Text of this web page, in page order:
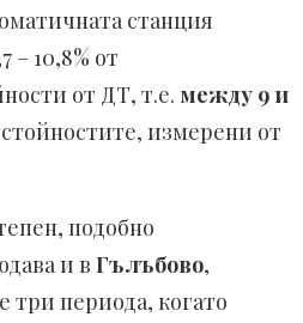
станция
– 10,8% от
от ДТ, т.е. между 9 и
измерени от
подобно
и в Гълъбово,
три периода, когато